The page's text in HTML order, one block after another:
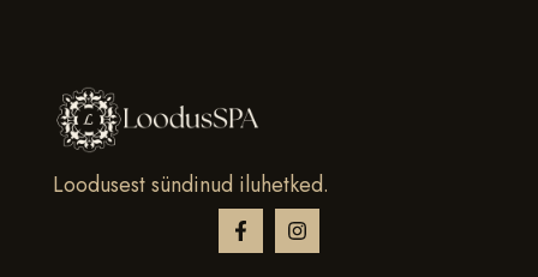
Loodusest sündinud iluhetked.